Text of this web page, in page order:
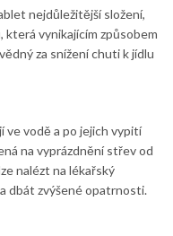
nejdůležitější složení,
která vynikajícím způsobem
za snížení chuti k jídlu
ve vodě a po jejich vypití
na vyprázdnění střev od
nalézt na lékařský
dbát zvýšené opatrnosti.